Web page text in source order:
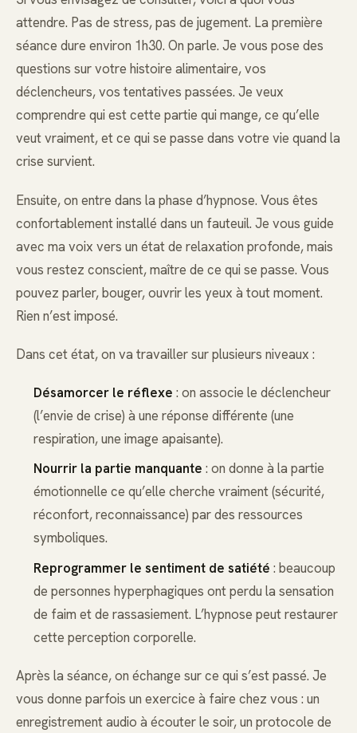
attendre. Pas de stress, pas de jugement. La première
séance dure environ 1h30. On parle. Je vous pose des
questions sur votre histoire alimentaire, vos
déclencheurs, vos tentatives passées. Je veux
comprendre qui est cette partie qui mange, ce qu’elle
veut vraiment, et ce qui se passe dans votre vie quand la
crise survient.
Ensuite, on entre dans la phase d’hypnose. Vous êtes
confortablement installé dans un fauteuil. Je vous guide
avec ma voix vers un état de relaxation profonde, mais
vous restez conscient, maître de ce qui se passe. Vous
pouvez parler, bouger, ouvrir les yeux à tout moment.
Rien n’est imposé.
Dans cet état, on va travailler sur plusieurs niveaux :
Désamorcer le réflexe : on associe le déclencheur
(l’envie de crise) à une réponse différente (une
respiration, une image apaisante).
Nourrir la partie manquante : on donne à la partie
émotionnelle ce qu’elle cherche vraiment (sécurité,
réconfort, reconnaissance) par des ressources
symboliques.
Reprogrammer le sentiment de satiété : beaucoup
de personnes hyperphagiques ont perdu la sensation
de faim et de rassasiement. L’hypnose peut restaurer
cette perception corporelle.
Après la séance, on échange sur ce qui s’est passé. Je
vous donne parfois un exercice à faire chez vous : un
enregistrement audio à écouter le soir, un protocole de